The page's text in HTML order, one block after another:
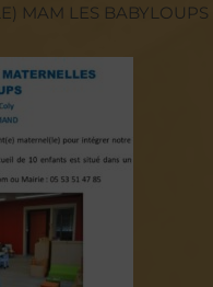
MAM LES BABYLOUPS